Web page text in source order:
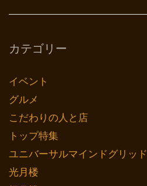
カテゴリー
イベント
グルメ
こだわりの人と店
トップ特集
ユニバーサルマインドグリッド
光月楼